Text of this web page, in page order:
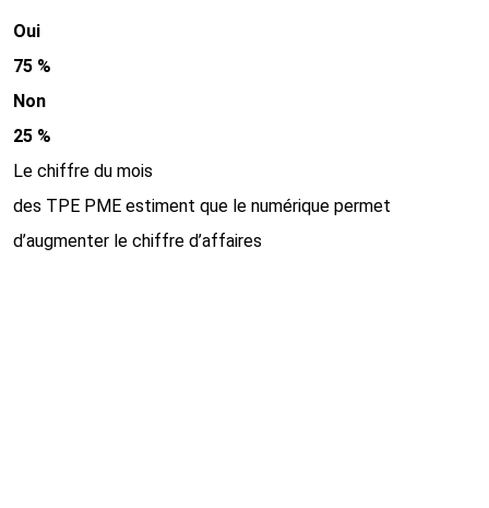
Oui
75 %
Non
25 %
Le chiffre du mois
des TPE PME estiment que le numérique permet
d’augmenter le chiffre d’affaires